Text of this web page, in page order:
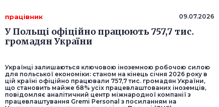
працівник 09.07.2026
У Польщі офіційно працюють 757,7 тис.
громадян України
Українці залишаються ключовою іноземною робочою силою
для польської економіки: станом на кінець січня 2026 року в
цій країні офіційно працювали 757,7 тис. громадян України,
що становить майже 68% усіх працевлаштованих іноземців,
повідомляє аналітичний центр міжнародної компанії з
працевлаштування Gremi Personal з посиланням на